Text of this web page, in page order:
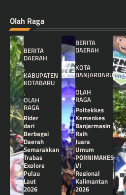
Olah Raga
BERITA
DAERAH
,
KABUPATEN
KOTABARU
,
OLAH
RAGA
Rider
dari
Berbagai
Daerah
Semarakkan
Trabas
Explore
Pulau
Laut
2026
BERITA
DAERAH
,
KOTA
BANJARBARU
,
OLAH
RAGA
Poltekkes
Kemenkes
Banjarmasin
Raih
Juara
Umum
PORNIMAKES
VI
Regional
Kalimantan
2026